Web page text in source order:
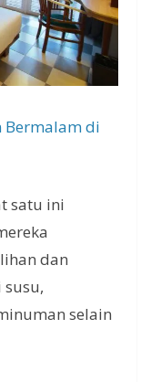
Bermalam di
satu ini
dan
susu,
selain